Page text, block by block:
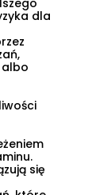
dla
.
się